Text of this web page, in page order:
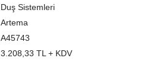
Duş Sistemleri
Artema
A45743
3.208,33 TL + KDV